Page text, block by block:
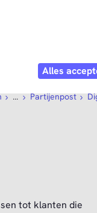
DienstenOpen
Webshop
... Partijenpost
tot klanten die